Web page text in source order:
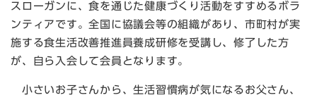
スローガンに、食を通じた健康づくり活動をすすめるボラ
ンティアです。全国に協議会等の組織があり、市町村が実
施する食生活改善推進員養成研修を受講し、修了した方
が、自ら入会して会員となります。
小さいお子さんから、生活習慣病が気になるお父さん、